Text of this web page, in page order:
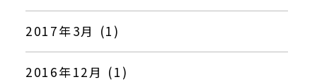
2017年3月 (1)
2016年12月 (1)